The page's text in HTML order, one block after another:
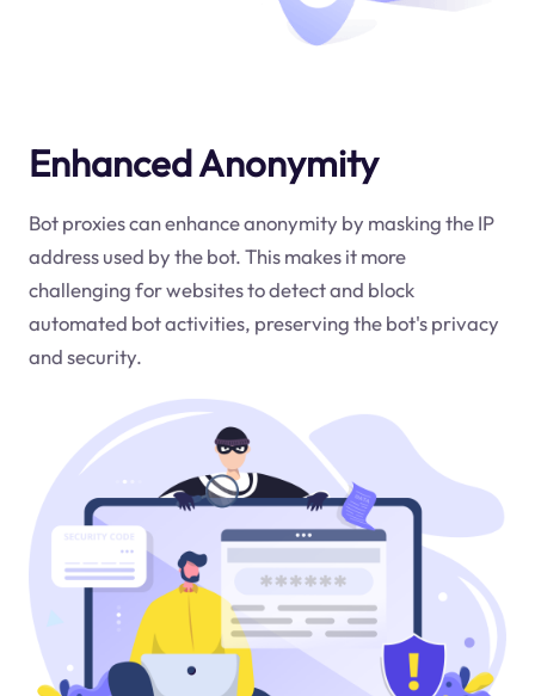
Enhanced Anonymity
Bot proxies can enhance anonymity by masking the IP
address used by the bot. This makes it more
challenging for websites to detect and block
automated bot activities, preserving the bot's privacy
and security.